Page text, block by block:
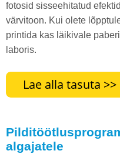
fotosid sisseehitatud
värvitoon. Kui olete
printida kas läikivale
laboris.
algajatele